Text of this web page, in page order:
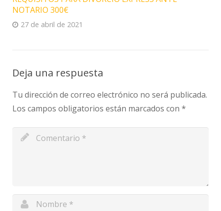
NOTARIO 300€
27 de abril de 2021
Deja una respuesta
Tu dirección de correo electrónico no será publicada.
Los campos obligatorios están marcados con *